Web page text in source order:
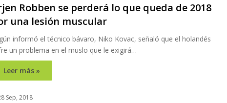
Robben se perderá lo que queda de 2018
una lesión muscular
informó el técnico bávaro, Niko Kovac, señaló que el holandés
un problema en el muslo que le exigirá…
Leer más »
Sep, 2018